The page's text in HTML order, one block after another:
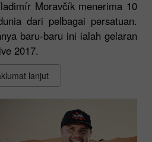
Moravčík menerima 10
dari pelbagai persatuan.
baru-baru ini ialah gelaran
2017.
lanjut